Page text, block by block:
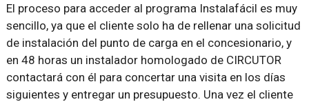
El proceso para acceder al programa Instalafácil es muy
sencillo, ya que el cliente solo ha de rellenar una solicitud
de instalación del punto de carga en el concesionario, y
en 48 horas un instalador homologado de CIRCUTOR
contactará con él para concertar una visita en los días
siguientes y entregar un presupuesto. Una vez el cliente